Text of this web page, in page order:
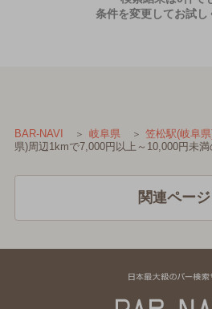
条件を変更してお試し
BAR-NAVI 岐阜県 笠松駅(岐阜
県)周辺1kmで7,000円以上～10,000円未
関連ページ